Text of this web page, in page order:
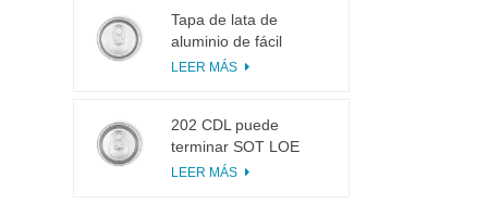
Tapa de lata de
aluminio de fácil
apertura 200 B64 SOT
LEER MÁS
202 CDL puede
terminar SOT LOE
Plata Ligero EOE
LEER MÁS